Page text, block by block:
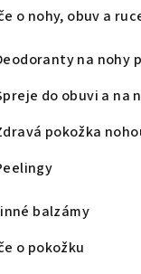
o nohy, obuv a
na nohy
do obuvi a na
pokožka
balzámy
o pokožku